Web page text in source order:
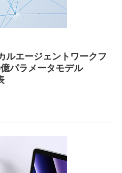
ルエージェントワークフ
パラメータモデル